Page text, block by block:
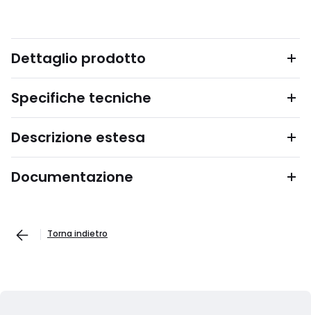
Dettaglio prodotto
Specifiche tecniche
Descrizione estesa
Documentazione
Torna indietro